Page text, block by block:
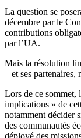
La question se
décembre par le
contributions
par l’UA.
Mais la résolution
– et ses partenaires,
Lors de ce sommet,
implications » de
notamment décider
des communautés
déployé des